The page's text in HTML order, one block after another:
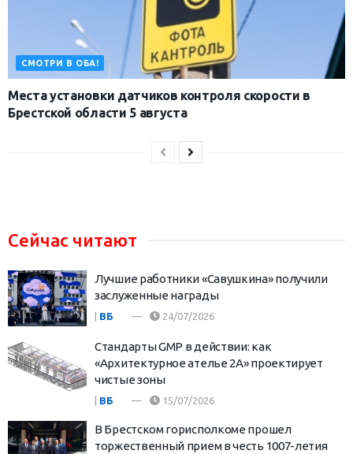
СМОТРИ В ОБА!
Места установки датчиков контроля скорости в
Брестской области 5 августа
Сейчас читают
Лучшие работники «Савушкина» получили
заслуженные награды
ВБ 24/07/2026
Стандарты GMP в действии: как
«Архитектурное ателье 2А» проектирует
чистые зоны
ВБ 15/07/2026
В Брестском горисполкоме прошел
торжественный прием в честь 1007-летия